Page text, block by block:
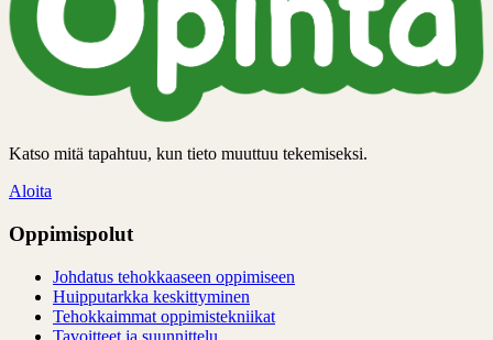
Katso mitä tapahtuu, kun tieto muuttuu tekemiseksi.
Aloita
Oppimispolut
Johdatus tehokkaaseen oppimiseen
Huipputarkka keskittyminen
Tehokkaimmat oppimistekniikat
Tavoitteet ja suunnittelu